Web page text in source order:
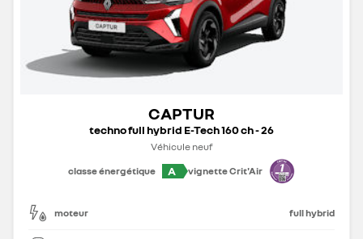
CAPTUR
techno full hybrid E-Tech 160 ch - 26
Véhicule neuf
classe énergétique
A vignette Crit'Air
moteur full hybrid